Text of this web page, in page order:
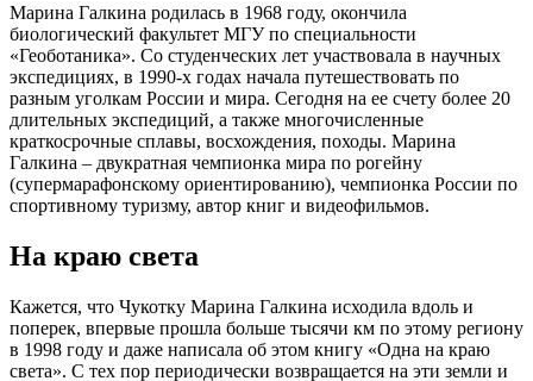
Марина Галкина родилась в 1968 году, окончила
биологический факультет МГУ по специальности
«Геоботаника». Со студенческих лет участвовала в научных
экспедициях, в 1990-х годах начала путешествовать по
разным уголкам России и мира. Сегодня на ее счету более 20
длительных экспедиций, а также многочисленные
краткосрочные сплавы, восхождения, походы. Марина
Галкина – двукратная чемпионка мира по рогейну
(супермарафонскому ориентированию), чемпионка России по
спортивному туризму, автор книг и видеофильмов.
На краю света
Кажется, что Чукотку Марина Галкина исходила вдоль и
поперек, впервые прошла больше тысячи км по этому региону
в 1998 году и даже написала об этом книгу «Одна на краю
света». С тех пор периодически возвращается на эти земли и